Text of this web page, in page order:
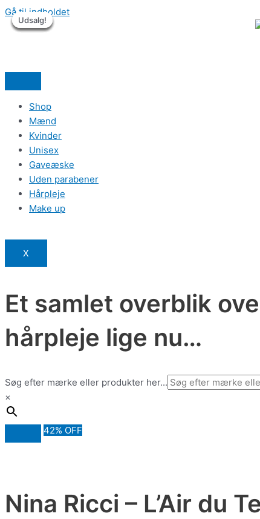
Gå til indholdet
Shop
Mænd
Kvinder
Unisex
Gaveæske
Uden parabener
Hårpleje
Make up
X
Et samlet overblik
hårpleje lige nu…
Søg efter mærke eller produkter her...
×
42% OFF
Nina Ricci – L’Air du
Udsalg!
Udsalg!
Udsalg!
Udsalg!
Udsalg!
Udsalg!